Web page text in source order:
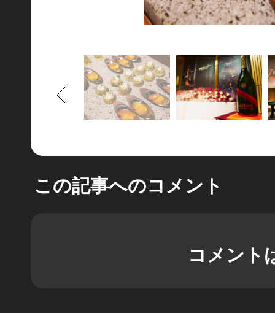
もどる
この記事へのコメント
コメント